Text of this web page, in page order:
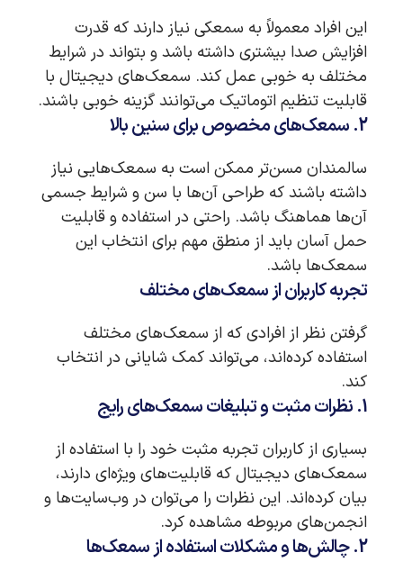
این افراد معمولاً به سمعکی نیاز دارند که قدرت
افزایش صدا بیشتری داشته باشد و بتواند در شرایط
مختلف به خوبی عمل کند. سمعک‌های دیجیتال با
قابلیت تنظیم اتوماتیک می‌توانند گزینه خوبی باشند.
2. سمعک‌های مخصوص برای سنین بالا
سالمندان مسن‌تر ممکن است به سمعک‌هایی نیاز
داشته باشند که طراحی آن‌ها با سن و شرایط جسمی
آن‌ها هماهنگ باشد. راحتی در استفاده و قابلیت
حمل آسان باید از منطق مهم برای انتخاب این
سمعک‌ها باشد.
تجربه کاربران از سمعک‌های مختلف
گرفتن نظر از افرادی که از سمعک‌های مختلف
استفاده کرده‌اند، می‌تواند کمک شایانی در انتخاب
کند.
1. نظرات مثبت و تبلیغات سمعک‌های رایج
بسیاری از کاربران تجربه مثبت خود را با استفاده از
سمعک‌های دیجیتال که قابلیت‌های ویژه‌ای دارند،
بیان کرده‌اند. این نظرات را می‌توان در وب‌سایت‌ها و
انجمن‌های مربوطه مشاهده کرد.
2. چالش‌ها و مشکلات استفاده از سمعک‌ها